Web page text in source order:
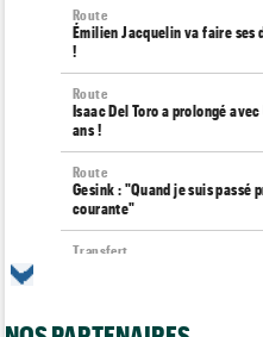
Route
Émilien Jacquelin va faire ses
!
Route
Isaac Del Toro a prolongé avec
ans !
Route
Gesink : "Quand je suis passé
courante"
Transfert
Transfert